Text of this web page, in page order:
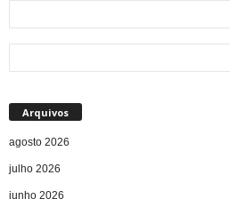
Arquivos
agosto 2026
julho 2026
junho 2026